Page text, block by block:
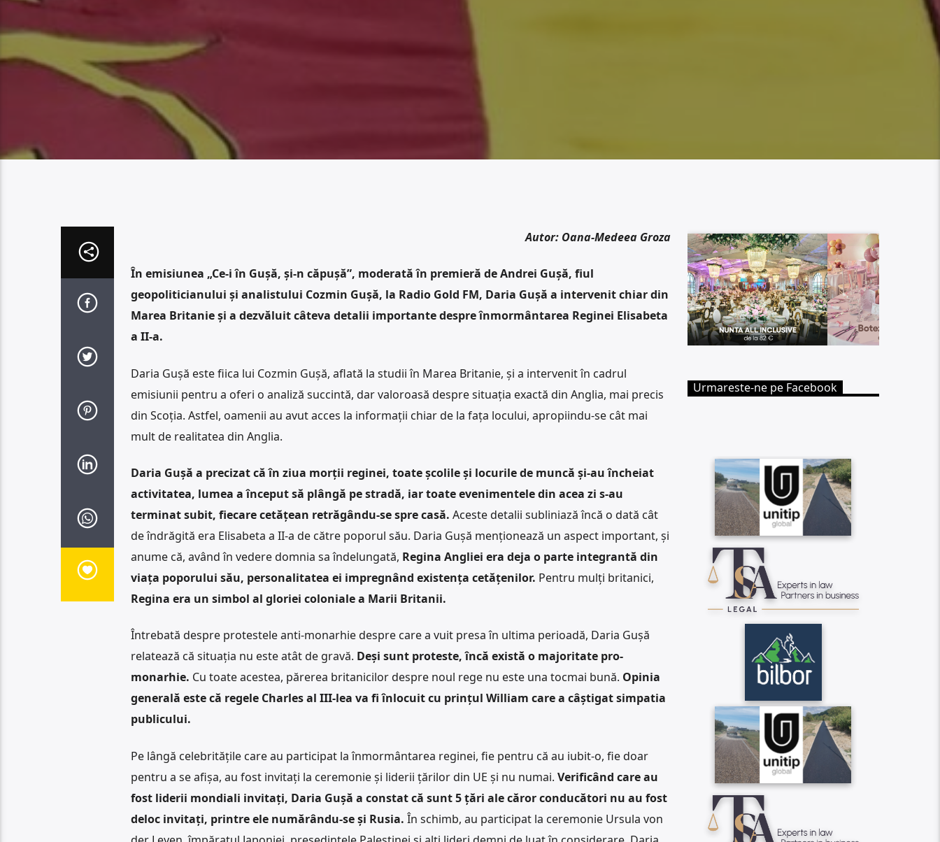
Autor: Oana-Medeea Groza
În emisiunea „Ce-i în Gușă, și-n căpușă”, moderată în premieră de Andrei Gușă, fiul
geopoliticianului și analistului Cozmin Gușă, la Radio Gold FM, Daria Gușă a intervenit chiar din
Marea Britanie și a dezvăluit câteva detalii importante despre înmormântarea Reginei Elisabeta
a II-a.
Daria Gușă este fiica lui Cozmin Gușă, aflată la studii în Marea Britanie, și a intervenit în cadrul
emisiunii pentru a oferi o analiză succintă, dar valoroasă despre situația exactă din Anglia, mai precis
din Scoția. Astfel, oamenii au avut acces la informații chiar de la fața locului, apropiindu-se cât mai
mult de realitatea din Anglia.
Daria Gușă a precizat că în ziua morții reginei, toate școlile și locurile de muncă și-au încheiat
activitatea, lumea a început să plângă pe stradă, iar toate evenimentele din acea zi s-au
terminat subit, fiecare cetățean retrăgându-se spre casă. Aceste detalii subliniază încă o dată cât
de îndrăgită era Elisabeta a II-a de către poporul său. Daria Gușă menționează un aspect important, și
anume că, având în vedere domnia sa îndelungată, Regina Angliei era deja o parte integrantă din
viața poporului său, personalitatea ei impregnând existența cetățenilor. Pentru mulți britanici,
Regina era un simbol al gloriei coloniale a Marii Britanii.
Întrebată despre protestele anti-monarhie despre care a vuit presa în ultima perioadă, Daria Gușă
relatează că situația nu este atât de gravă. Deși sunt proteste, încă există o majoritate pro-
monarhie. Cu toate acestea, părerea britanicilor despre noul rege nu este una tocmai bună. Opinia
generală este că regele Charles al III-lea va fi înlocuit cu prințul William care a câștigat simpatia
publicului.
Pe lângă celebritățile care au participat la înmormântarea reginei, fie pentru că au iubit-o, fie doar
pentru a se afișa, au fost invitați la ceremonie și liderii țărilor din UE și nu numai. Verificând care au
fost liderii mondiali invitați, Daria Gușă a constat că sunt 5 țări ale căror conducători nu au fost
deloc invitați, printre ele numărându-se și Rusia. În schimb, au participat la ceremonie Ursula von
Urmareste-ne pe Facebook